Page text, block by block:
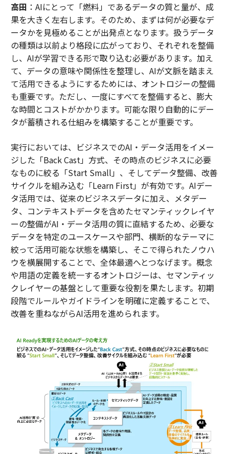
高田 ：AIにとって「燃料」であるデータの質と量が、成
果を大きく左右します。そのため、まずは何が必要なデ
ータかを見極めることが出発点となります。扱うデータ
の種類は以前より格段に広がっており、それぞれを整備
し、AIが学習できる形で取り込む必要があります。加え
て、データの意味や関係性を整理し、AIが文脈を踏まえ
て活用できるようにするためには、オントロジーの整備
も重要です。ただし、一度にすべてを整備すると、膨大
な時間とコストがかかります。可能な限り自動的にデー
タが蓄積される仕組みを構築することが重要です。
実行においては、ビジネスでのAI・データ活用をイメー
ジした「Back Cast」方式、その時点のビジネスに必要
なものに絞る「Start Small」、そしてデータ整備、改善
サイクルを組み込む「Learn First」が有効です。AIデー
タ活用では、従来のビジネスデータに加え、メタデー
タ、コンテキストデータを含めたセマンティックレイヤ
ーの整備がAI・データ活用の質に直結するため、必要な
データを特定のユースケースや部門、横断的なテーマに
絞って活用可能な状態を構築し、そこで得られたノウハ
ウを横展開することで、全体最適へとつなげます。概念
や用語の定義を統一するオントロジーは、セマンティッ
クレイヤーの基盤として重要な役割を果たします。初期
段階でルールやガイドラインを明確に定義することで、
改善を重ねながらAI活用を進められます。